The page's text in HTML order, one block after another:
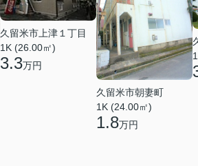
久留米市上津１丁目
1K (26.00㎡)
3.3万円
久留米市朝妻町
1K (24.00㎡)
1.8万円